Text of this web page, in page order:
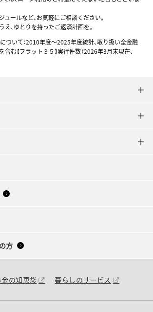
ールなど、お気軽にご相談ください。
、ゆとりを持ったご返済計画を。
ついて：2010年度～2025年度統計、取り扱い全金融
む【フラット３５】実行件数（2026年3月末現在、
方
の知恵袋 暮らしのサービス